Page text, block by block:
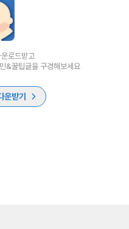
로드받고
&꿀팁글을 구경해보세요
운받기